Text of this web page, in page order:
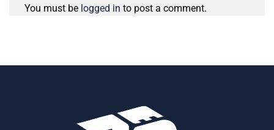
You must be logged in to post a comment.